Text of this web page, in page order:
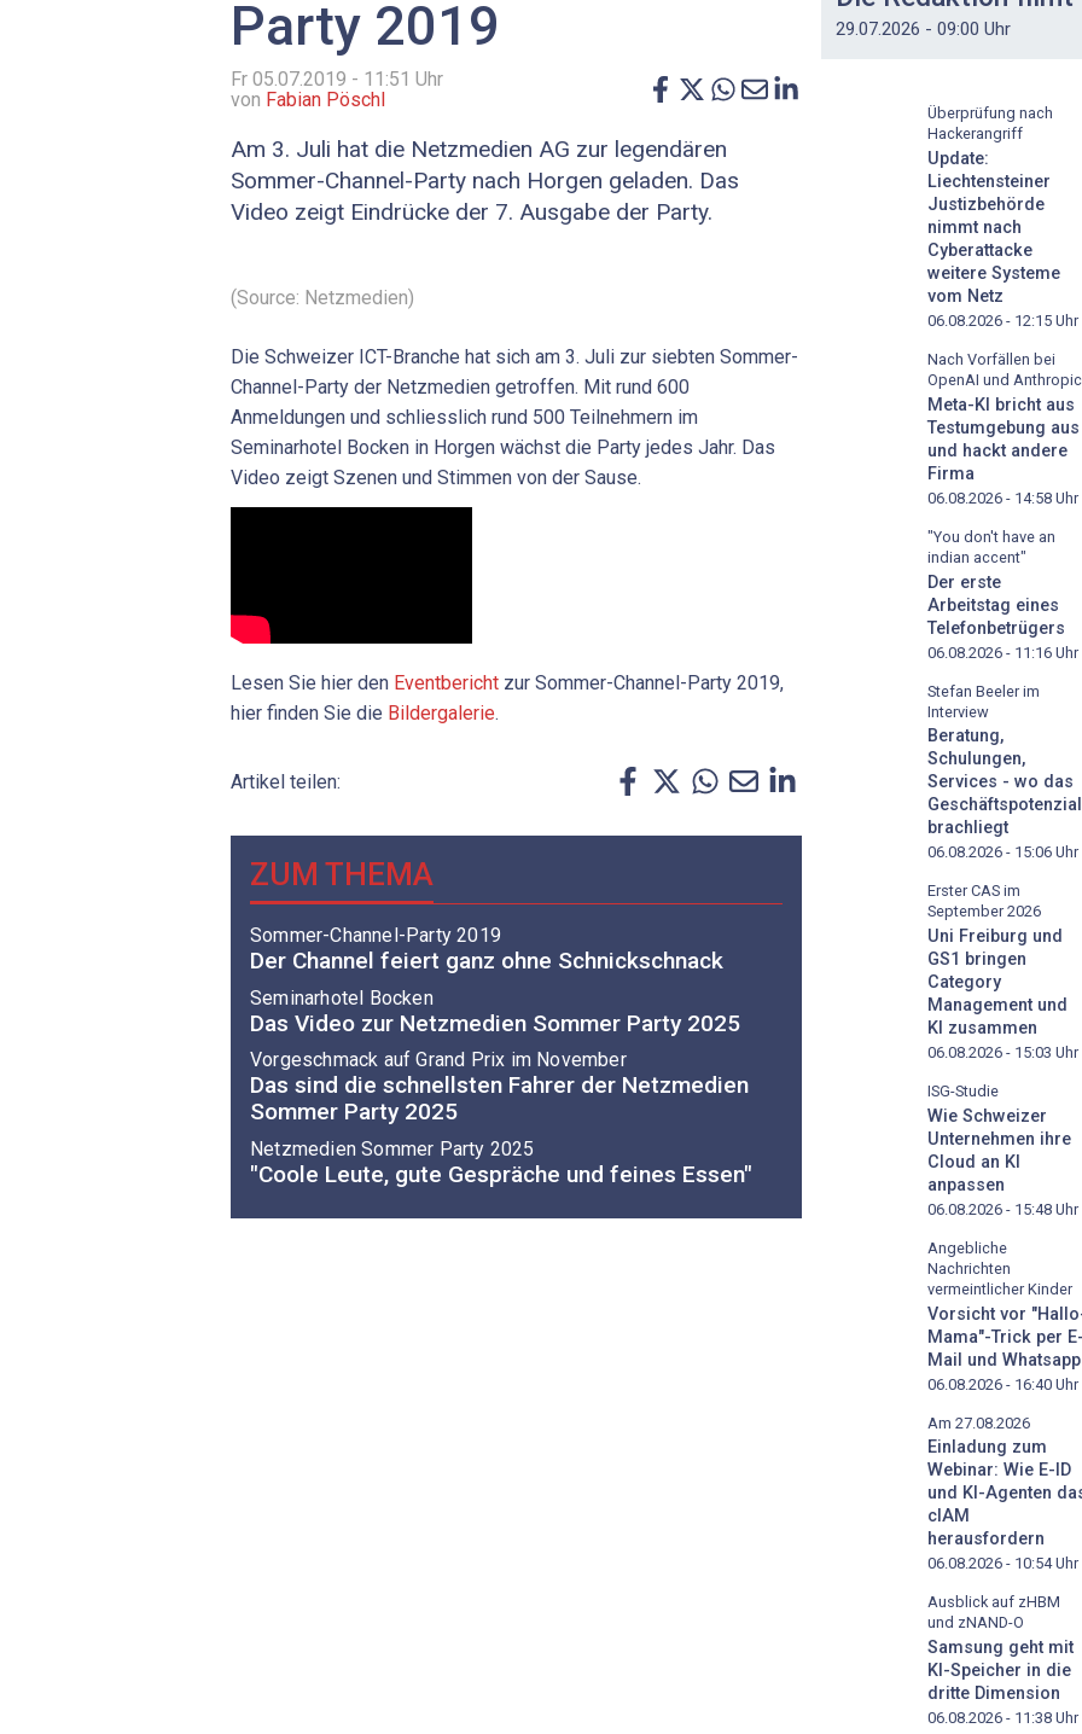
Party 2019
Fr 05.07.2019 - 11:51 Uhr
von Fabian Pöschl
Am 3. Juli hat die Netzmedien AG zur legendären
Sommer-Channel-Party nach Horgen geladen. Das
Video zeigt Eindrücke der 7. Ausgabe der Party.
(Source: Netzmedien)
Die Schweizer ICT-Branche hat sich am 3. Juli zur siebten Sommer-
Channel-Party der Netzmedien getroffen. Mit rund 600
Anmeldungen und schliesslich rund 500 Teilnehmern im
Seminarhotel Bocken in Horgen wächst die Party jedes Jahr. Das
Video zeigt Szenen und Stimmen von der Sause.
Lesen Sie hier den Eventbericht zur Sommer-Channel-Party 2019,
hier finden Sie die Bildergalerie.
Artikel teilen:
ZUM THEMA
Sommer-Channel-Party 2019
Der Channel feiert ganz ohne Schnickschnack
Seminarhotel Bocken
Das Video zur Netzmedien Sommer Party 2025
Vorgeschmack auf Grand Prix im November
Das sind die schnellsten Fahrer der Netzmedien
Sommer Party 2025
Netzmedien Sommer Party 2025
"Coole Leute, gute Gespräche und feines Essen"
29.07.2026 - 09:00 Uhr
Überprüfung nach
Hackerangriff
Update:
Liechtensteiner
Justizbehörde
nimmt nach
Cyberattacke
weitere Systeme
vom Netz
06.08.2026 - 12:15 Uhr
Nach Vorfällen bei
OpenAI und Anthropic
Meta-KI bricht aus
Testumgebung aus
und hackt andere
Firma
06.08.2026 - 14:58 Uhr
"You don't have an
indian accent"
Der erste
Arbeitstag eines
Telefonbetrügers
06.08.2026 - 11:16 Uhr
Stefan Beeler im
Interview
Beratung,
Schulungen,
Services - wo das
Geschäftspotenzial
brachliegt
06.08.2026 - 15:06 Uhr
Erster CAS im
September 2026
Uni Freiburg und
GS1 bringen
Category
Management und
KI zusammen
06.08.2026 - 15:03 Uhr
ISG-Studie
Wie Schweizer
Unternehmen ihre
Cloud an KI
anpassen
06.08.2026 - 15:48 Uhr
Angebliche
Nachrichten
vermeintlicher Kinder
Vorsicht vor
Mama"-Trick per E-
Mail und Whatsapp
06.08.2026 - 16:40 Uhr
Am 27.08.2026
Einladung zum
Webinar: Wie E-ID
und KI-Agenten
cIAM
herausfordern
06.08.2026 - 10:54Uhr
Ausblick auf zHBM
und zNAND-O
Samsung geht mit
KI-Speicher in die
dritte Dimension
06.08.2026 - 11:38 Uhr